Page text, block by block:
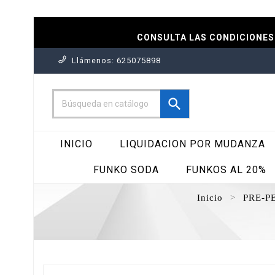
CONSULTA LAS
Llámenos: 625075898

INICIO LIQUIDACION POR MUDANZA
FUNKO SODA FUNKOS AL 20%
Inicio PRE-